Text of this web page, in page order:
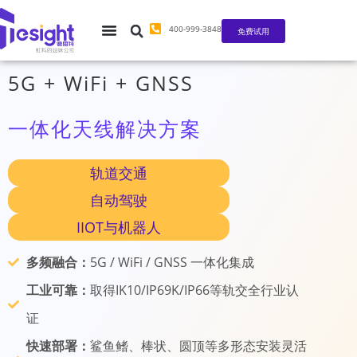
400-999-3848 免费试用
5G + WiFi + GNSS
一体化天线解决方案
轨道交通
自动驾驶
IIOT与机器人
多频融合： 5G / WiFi / GNSS 一体化集成
工业可靠： 取得IK10/IP69K/IP66等轨交全行业认
证
快速部署： 鲨鱼鳍、棒状、圆顶等多形态安装灵活